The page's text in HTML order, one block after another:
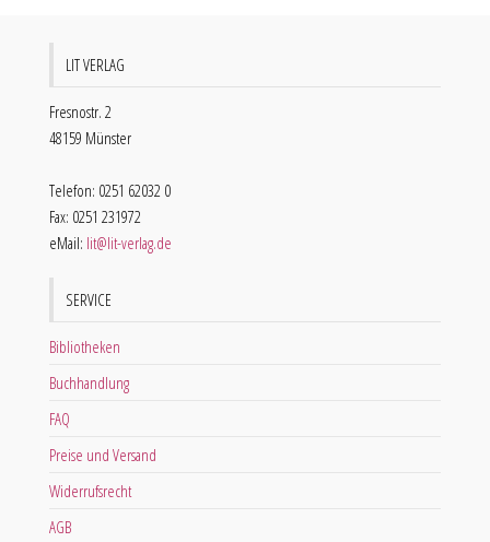
LIT VERLAG
Fresnostr. 2
48159 Münster
Telefon: 0251 62032 0
Fax: 0251 231972
eMail: lit@lit-verlag.de
SERVICE
Bibliotheken
Buchhandlung
FAQ
Preise und Versand
Widerrufsrecht
AGB